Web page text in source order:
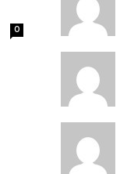
0